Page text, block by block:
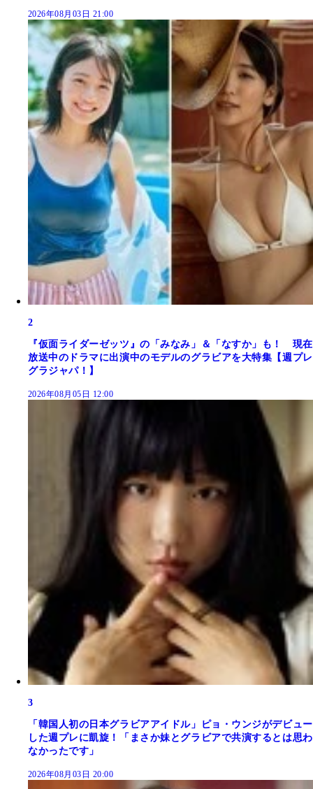
2026年08月03日 21:00
2
『仮面ライダーゼッツ』の「みなみ」＆「なすか」も！ 現在
放送中のドラマに出演中のモデルのグラビアを大特集【週プレ
グラジャパ！】
2026年08月05日 12:00
3
「韓国人初の日本グラビアアイドル」ピョ・ウンジがデビュー
した週プレに凱旋！「まさか妹とグラビアで共演するとは思わ
なかったです」
2026年08月03日 20:00